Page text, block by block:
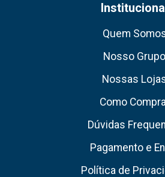
Quem
Nosso Grupo
Nossas
Como
Dúvidas
Pagamento e
Política de